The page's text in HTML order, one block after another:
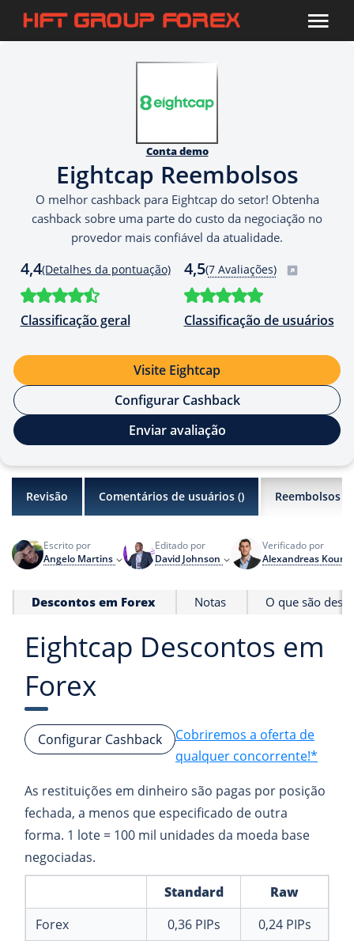
Conta demo
Eightcap Reembolsos
O melhor cashback para Eightcap do setor! Obtenha
cashback sobre uma parte do custo da negociação no
provedor mais confiável da atualidade.
4,4(Detalhes da pontuação)
Classificação geral
4,5(7 Avaliações)
Classificação de usuários
Visite Eightcap
Configurar Cashback
Enviar avaliação
Revisão Comentários de usuários () Reembolsos
Escrito por
Angelo Martins
Editado por
David Johnson
Verificado por
Alexandreas
Descontos em Forex Notas O que são
Eightcap Descontos em
Forex
Configurar Cashback
Cobriremos a oferta de
qualquer concorrente!*
As restituições em dinheiro são pagas por posição
fechada, a menos que especificado de outra
forma. 1 lote = 100 mil unidades da moeda base
negociadas.
Standard
Raw
Forex
0,36 PIPs 0,24 PIPs